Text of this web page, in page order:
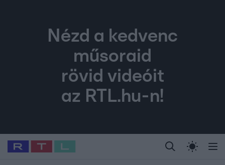
Nézd a kedvenc
műsoraid
rövid videóit
az RTL.hu-n!
Legfrissebb RTL Híradó Randi Celeb vagyok,
Babits Marcella Most Wanted Gallusz